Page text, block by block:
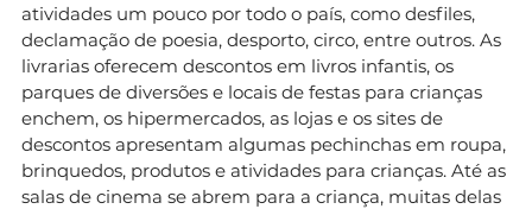
atividades um pouco por todo o país, como desfiles,
declamação de poesia, desporto, circo, entre outros. As
livrarias oferecem descontos em livros infantis, os
parques de diversões e locais de festas para crianças
enchem, os hipermercados, as lojas e os sites de
descontos apresentam algumas pechinchas em roupa,
brinquedos, produtos e atividades para crianças. Até as
salas de cinema se abrem para a criança, muitas delas